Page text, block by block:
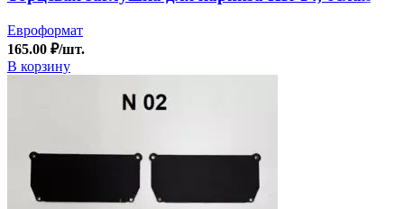
Евроформат
165.00 ₽/шт.
В корзину